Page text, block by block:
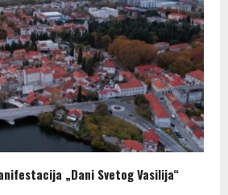
„Dani Svetog Vasilija“